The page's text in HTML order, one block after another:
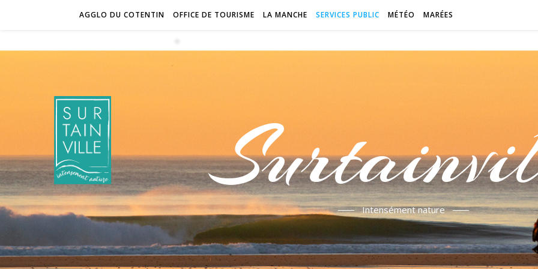
AGGLO DU COTENTIN OFFICE DE TOURISME LA MANCHE SERVICES PUBLIC MÉTÉO MARÉES
Intensément nature